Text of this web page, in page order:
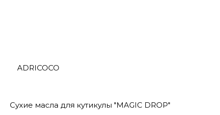
ADRICOCO
Сухие масла для кутикулы "MAGIC DROP"